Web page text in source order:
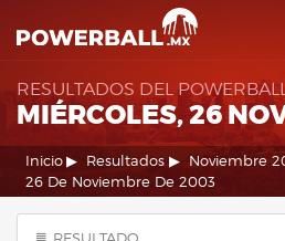
RESULTADOS DEL
MIÉRCOLES, 26
Inicio Resultados
Noviembre
26 De Noviembre De 2003
RESULTADO